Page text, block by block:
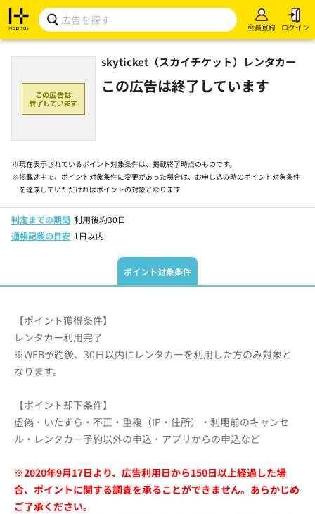
会員登録 ログイン
skyticket（スカイチケット）レンタカー
この広告は終了しています
※現在表示されているポイント対象条件は、掲載終了時点のものです。
※掲載途中で、ポイント対象条件に変更があった場合は、お申し込み時のポイント対象条件
を達成していただければポイントの対象となります
判定までの期間 利用後約30日
通帳記載の目安 1日以内
ポイント対象条件
【ポイント獲得条件】
レンタカー利用完了
※WEB予約後、30日以内にレンタカーを利用した方のみ対象と
なります。
【ポイント却下条件】
虚偽・いたずら・不正・重複（IP・住所）・利用前のキャンセ
ル・レンタカー予約以外の申込・アプリからの申込など
※2020年9月17日より、広告利用日から150日以上経過した場
合、ポイントに関する調査を承ることができません。あらかじめ
ご了承ください。